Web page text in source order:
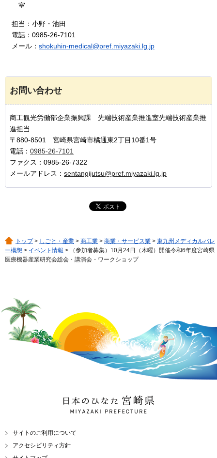
室
担当：小野・池田
電話：0985-26-7101
メール： shokuhin-medical@pref.miyazaki.lg.jp
お問い合わせ
商工観光労働部企業振興課 先端技術産業推進室先端技術産業推
進担当
〒880-8501 宮崎県宮崎市橘通東2丁目10番1号
電話： 0985-26-7101
ファクス：0985-26-7322
メールアドレス： sentangijutsu@pref.miyazaki.lg.jp
トップ> しごと・産業 > 商工業 > 商業・サービス業 > 東九州メディカルバレ
ー構想 > イベント情報 > （参加者募集）10月24日（木曜）開催令和6年度宮崎県
医療機器産業研究会総会・講演会・ワークショップ
日本のひなた 宮崎県
MIYAZAKI PREFECTURE
サイトのご利用について
アクセシビリティ方針